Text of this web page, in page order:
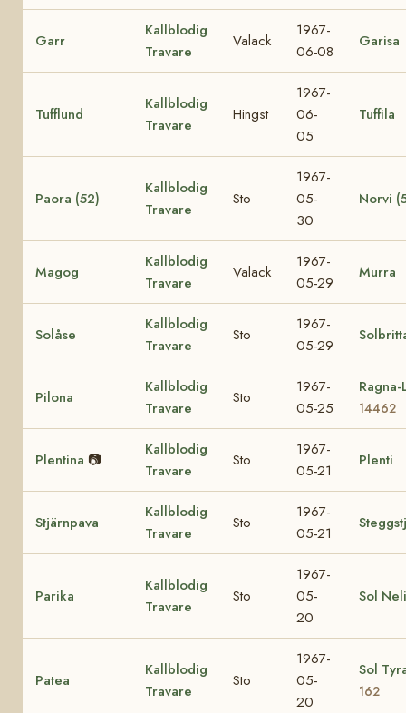
Garr
Kallblodig
Travare
Valack
1967-
06-08
Garisa
Tufflund
Kallblodig
Travare
Hingst
1967-
06-
05
Tuffila
Paora (52)
Kallblodig
Travare
Sto
1967-
05-
30
Norvi
Magog
Kallblodig
Travare
Valack
1967-
05-29
Murra
Solåse
Kallblodig
Travare
Sto
1967-
05-29
Pilona
Kallblodig
Travare
Sto
1967-
05-25
14462
Plentina 📷
Kallblodig
Travare
Sto
1967-
05-21
Plenti
Stjärnpava
Kallblodig
Travare
Sto
1967-
05-21
Parika
Kallblodig
Travare
Sto
1967-
05-
20
Sol Neli
Patea
Kallblodig
Travare
Sto
1967-
05-
20
Sol
162